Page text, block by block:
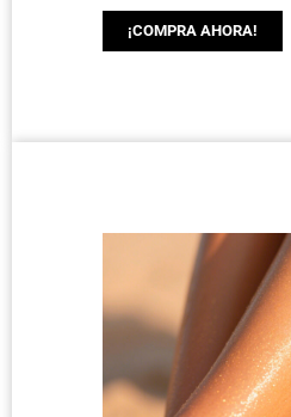
¡COMPRA AHORA!